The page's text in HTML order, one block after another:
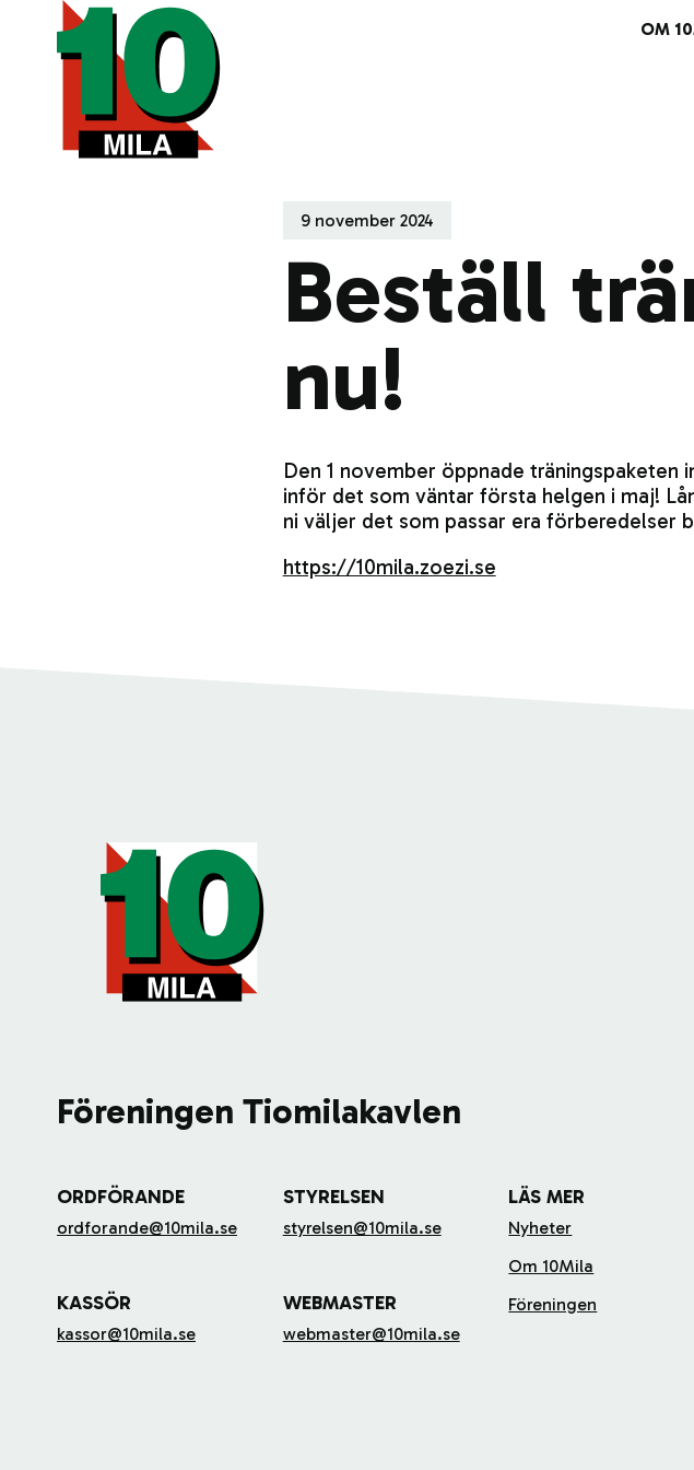
OM
9 november 2024
Beställ
nu!
Den 1 november öppnade träningspaketen
inför det som väntar första helgen i maj!
ni väljer det som passar era förberedelser
https://10mila.zoezi.se
Föreningen Tiomilakavlen
ORDFÖRANDE
ordforande@10mila.se
KASSÖR
kassor@10mila.se
STYRELSEN
styrelsen@10mila.se
WEBMASTER
webmaster@10mila.se
LÄS MER
Nyheter
Om 10Mila
Föreningen